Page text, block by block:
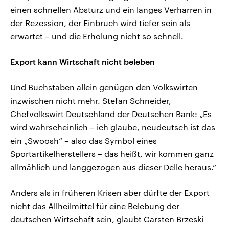
einen schnellen Absturz und ein langes Verharren in
der Rezession, der Einbruch wird tiefer sein als
erwartet – und die Erholung nicht so schnell.
Export kann Wirtschaft nicht beleben
Und Buchstaben allein genügen den Volkswirten
inzwischen nicht mehr. Stefan Schneider,
Chefvolkswirt Deutschland der Deutschen Bank: „Es
wird wahrscheinlich – ich glaube, neudeutsch ist das
ein „Swoosh“ – also das Symbol eines
Sportartikelherstellers – das heißt, wir kommen ganz
allmählich und langgezogen aus dieser Delle heraus.“
Anders als in früheren Krisen aber dürfte der Export
nicht das Allheilmittel für eine Belebung der
deutschen Wirtschaft sein, glaubt Carsten Brzeski